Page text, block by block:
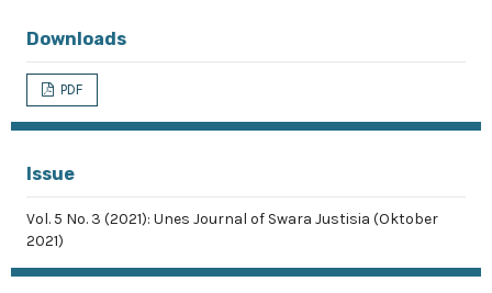
Downloads
PDF
Issue
Vol. 5 No. 3 (2021): Unes Journal of Swara Justisia (Oktober
2021)